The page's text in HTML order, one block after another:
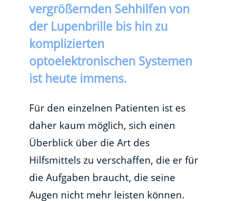
vergrößernden Sehhilfen von
der Lupenbrille bis hin zu
komplizierten
optoelektronischen Systemen
ist heute immens.
Für den einzelnen Patienten ist es
daher kaum möglich, sich einen
Überblick über die Art des
Hilfsmittels zu verschaffen, die er für
die Aufgaben braucht, die seine
Augen nicht mehr leisten können.